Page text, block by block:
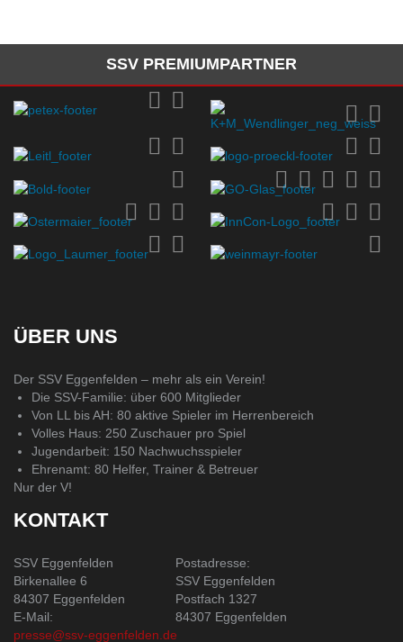
SSV PREMIUMPARTNER
ÜBER UNS
Der SSV Eggenfelden – mehr als ein Verein!
Die SSV-Familie: über 600 Mitglieder
Von LL bis AH: 80 aktive Spieler im Herrenbereich
Volles Haus: 250 Zuschauer pro Spiel
Jugendarbeit: 150 Nachwuchsspieler
Ehrenamt: 80 Helfer, Trainer & Betreuer
Nur der V!
KONTAKT
SSV Eggenfelden
Birkenallee 6
84307 Eggenfelden
E-Mail:
presse@ssv-eggenfelden.de
Postadresse:
SSV Eggenfelden
Postfach 1327
84307 Eggenfelden